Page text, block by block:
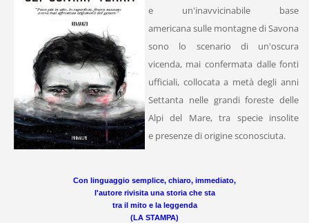
e un'inavvicinabile base
americana sulle montagne di Savona
sono lo scenario di un'oscura
vicenda, mai confermata dalle fonti
ufficiali, collocata a metà degli anni
Settanta nelle grandi foreste delle
Alpi del Mare, tra specie insolite
e presenze di origine sconosciuta.
Con linguaggio semplice, chiaro, immediato,
l'autore rivisita una storia che sta
tra il mito e la leggenda
(LA STAMPA)